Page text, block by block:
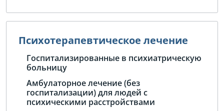
Психотерапевтическое лечение
Госпитализированные в психиатрическую
больницу
Амбулаторное лечение (без
госпитализации) для людей с
психическими расстройствами